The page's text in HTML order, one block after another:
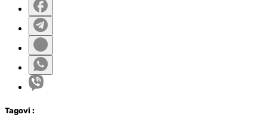
Tagovi :